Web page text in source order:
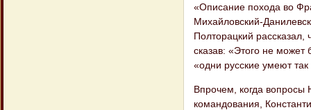
«Описание похода во
Михайловский-
Полторацкий
сказав: «Этого не
«одни русские умеют так
Впрочем, когда вопросы
командования,